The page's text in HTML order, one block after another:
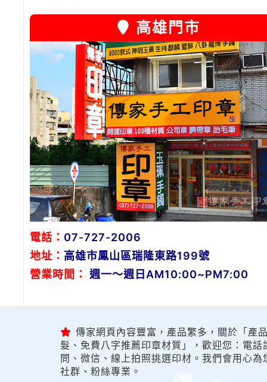
高雄門市
電話： 07-727-2006
地址： 高雄市鳳山區瑞隆東路199號
營業時間：
週一～週日AM10:00~PM7:00
傳家網頁內容豐富，產品繁多，關於「產
髮、免費八字推薦印章材質」，歡迎您：電
問、微信、線上拍照挑選印材。我們會用心
社群、粉絲專業。